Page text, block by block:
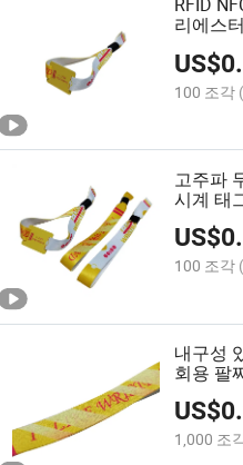
리에스
US$
100 조각
고주파
시계 태
US$
100 조각
내구성
회용 팔
US$
1,000 조